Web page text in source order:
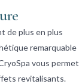
de plus en plus
remarquable
vous permet
revitalisants.